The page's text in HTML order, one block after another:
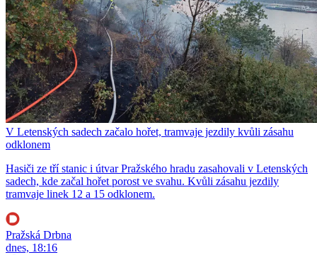
V Letenských sadech začalo hořet, tramvaje jezdily kvůli zásahu
odklonem
Hasiči ze tří stanic i útvar Pražského hradu zasahovali v Letenských
sadech, kde začal hořet porost ve svahu. Kvůli zásahu jezdily
tramvaje linek 12 a 15 odklonem.
Pražská Drbna
dnes, 18:16